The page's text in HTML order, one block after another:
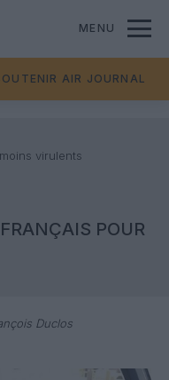
MENU
AIR JOURNAL
virulents
POUR
Duclos